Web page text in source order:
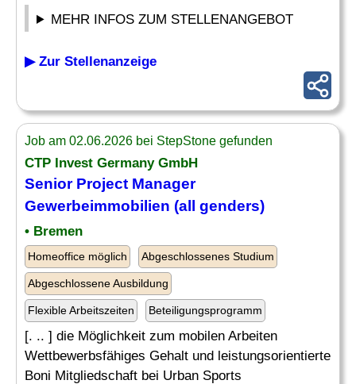
MEHR INFOS ZUM STELLENANGEBOT
▶ Zur Stellenanzeige
Job am 02.06.2026 bei StepStone gefunden
CTP Invest Germany GmbH
Senior Project Manager
Gewerbeimmobilien (all genders)
• Bremen
Homeoffice möglich Abgeschlossenes Studium
Abgeschlossene Ausbildung
Flexible Arbeitszeiten Beteiligungsprogramm
[. .. ] die Möglichkeit zum mobilen Arbeiten
Wettbewerbsfähiges Gehalt und leistungsorientierte
Boni Mitgliedschaft bei Urban Sports